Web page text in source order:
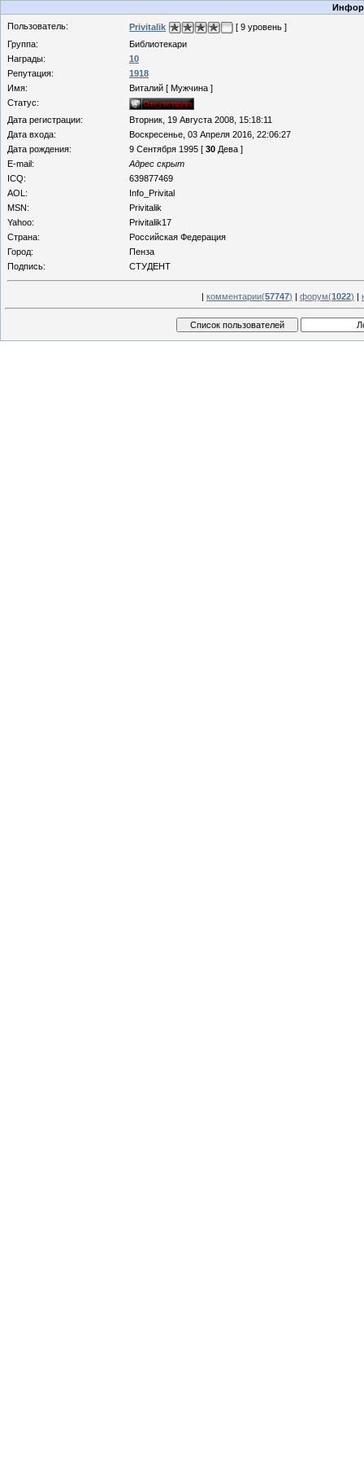
Пользователь:
Privitalik
[ 9 уровень ]
Группа:
Библиотекари
Награды:
10
Репутация:
1918
Имя:
Виталий [ Мужчина ]
Статус:
Дата регистрации:
Вторник, 19 Августа 2008, 15:18:11
Дата входа:
Воскресенье, 03 Апреля 2016, 22:06:27
Дата рождения:
9 Сентября 1995 [ 30 Дева ]
E-mail:
Адрес скрыт
ICQ:
639877469
AOL:
Info_Privital
MSN:
Privitalik
Yahoo:
Privitalik17
Страна:
Российская Федерация
Город:
Пенза
Подпись:
СТУДЕНТ
| комментарии(57747) | форум(1022) |